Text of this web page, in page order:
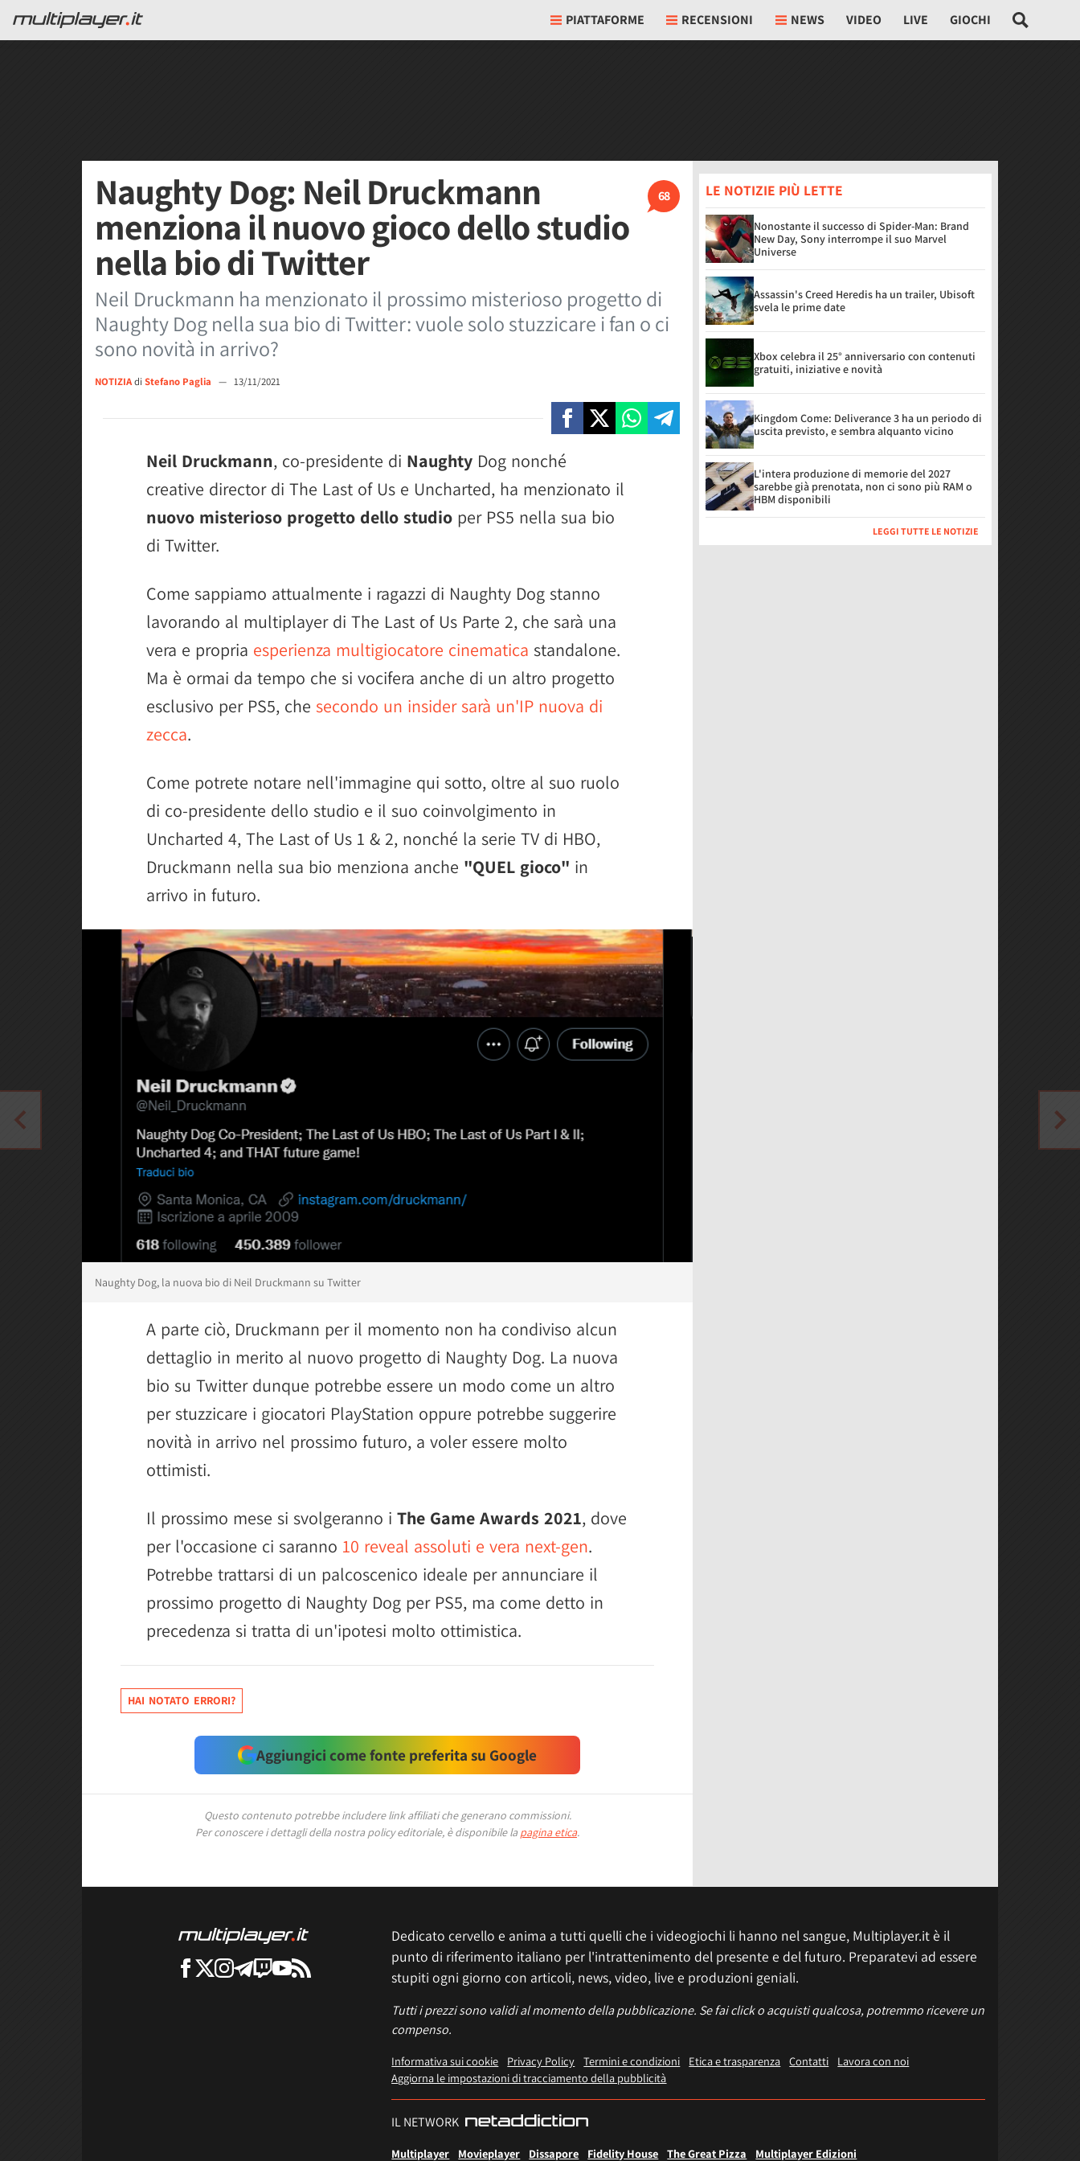
PIATTAFORME RECENSIONI NEWS VIDEO LIVE GIOCHI
68
Naughty Dog: Neil Druckmann
menziona il nuovo gioco dello studio
nella bio di Twitter
Neil Druckmann ha menzionato il prossimo misterioso progetto di
Naughty Dog nella sua bio di Twitter: vuole solo stuzzicare i fan o ci
sono novità in arrivo?
NOTIZIAdi Stefano Paglia — 13/11/2021
Neil Druckmann, co-presidente di Naughty Dog nonché
creative director di The Last of Us e Uncharted, ha menzionato il
nuovo misterioso progetto dello studio per PS5 nella sua bio
di Twitter.
Come sappiamo attualmente i ragazzi di Naughty Dog stanno
lavorando al multiplayer di The Last of Us Parte 2, che sarà una
vera e propria esperienza multigiocatore cinematica standalone.
Ma è ormai da tempo che si vocifera anche di un altro progetto
esclusivo per PS5, che secondo un insider sarà un'IP nuova di
zecca.
Come potrete notare nell'immagine qui sotto, oltre al suo ruolo
di co-presidente dello studio e il suo coinvolgimento in
Uncharted 4, The Last of Us 1 & 2, nonché la serie TV di HBO,
Druckmann nella sua bio menziona anche "QUEL gioco" in
arrivo in futuro.
Naughty Dog, la nuova bio di Neil Druckmann su Twitter
A parte ciò, Druckmann per il momento non ha condiviso alcun
dettaglio in merito al nuovo progetto di Naughty Dog. La nuova
bio su Twitter dunque potrebbe essere un modo come un altro
per stuzzicare i giocatori PlayStation oppure potrebbe suggerire
novità in arrivo nel prossimo futuro, a voler essere molto
ottimisti.
Il prossimo mese si svolgeranno i The Game Awards 2021, dove
per l'occasione ci saranno 10 reveal assoluti e vera next-gen.
Potrebbe trattarsi di un palcoscenico ideale per annunciare il
prossimo progetto di Naughty Dog per PS5, ma come detto in
precedenza si tratta di un'ipotesi molto ottimistica.
HAI NOTATO ERRORI?
Aggiungici come fonte preferita su Google
Questo contenuto potrebbe includere link affiliati che generano commissioni.
Per conoscere i dettagli della nostra policy editoriale, è disponibile la pagina etica.
LE NOTIZIE PIÙ LETTE
Nonostante il successo di Spider-Man: Brand
New Day, Sony interrompe il suo Marvel
Universe
Assassin's Creed Heredis ha un trailer, Ubisoft
svela le prime date
Xbox celebra il 25° anniversario con contenuti
gratuiti, iniziative e novità
Kingdom Come: Deliverance 3 ha un periodo di
uscita previsto, e sembra alquanto vicino
L'intera produzione di memorie del 2027
sarebbe già prenotata, non ci sono più RAM o
HBM disponibili
LEGGI TUTTE LE NOTIZIE
Dedicato cervello e anima a tutti quelli che i videogiochi li hanno nel sangue, Multiplayer.it è il
punto di riferimento italiano per l'intrattenimento del presente e del futuro. Preparatevi ad essere
stupiti ogni giorno con articoli, news, video, live e produzioni geniali.
Tutti i prezzi sono validi al momento della pubblicazione. Se fai click o acquisti qualcosa, potremmo ricevere un
compenso.
Informativa sui cookie Privacy Policy Termini e condizioni Etica e trasparenza Contatti
Lavora con noi
Aggiorna le impostazioni di tracciamento della pubblicità
IL NETWORK
Multiplayer Movieplayer Dissapore Fidelity House The Great Pizza Multiplayer Edizioni